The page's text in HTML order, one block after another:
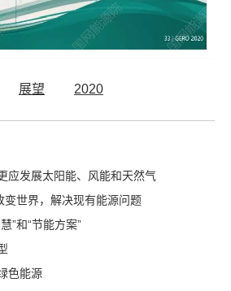
展望 2020
应发展太阳能、风能和天然气
变世界，解决现有能源问题
”和“节能方案”
色能源